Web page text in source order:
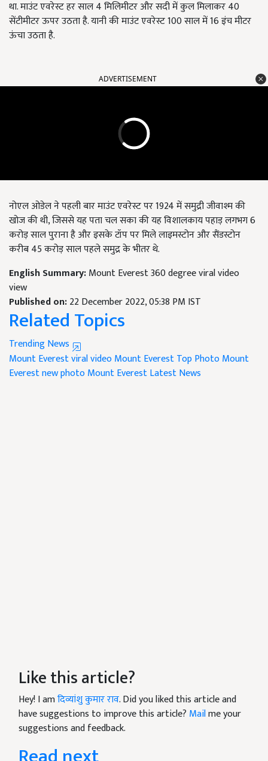
था. माउंट एवरेस्ट हर साल 4 मिलिमीटर और सदी में कुल मिलाकर 40
सेंटीमीटर ऊपर उठता है. यानी की माउंट एवरेस्ट 100 साल में 16 इंच मीटर
ऊंचा उठता है.
ADVERTISEMENT
नोएल ओडेल ने पहली बार माउंट एवरेस्ट पर 1924 में समुद्री जीवाश्म की
खोज की थी, जिससे यह पता चल सका की यह विशालकाय पहाड़ लगभग 6
करोड़ साल पुराना है और इसके टॉप पर मिले लाइमस्टोन और सैंडस्टोन
करीब 45 करोड़ साल पहले समुद्र के भीतर थे.
English Summary:Mount Everest 360 degree viral video
view
Published on:22 December 2022, 05:38 PM IST
Related Topics
Trending News
Mount Everest viral videoMount Everest Top PhotoMount
Everest new photoMount Everest Latest News
Like this article?
Hey! I amदिव्यांशु कुमार राव. Did you liked this article and
have suggestions to improve this article? Mailme your
suggestions and feedback.